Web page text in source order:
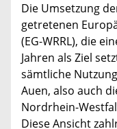
Die Umsetzung
getretenen
(EG-WRRL), die
Jahren als Ziel
sämtliche
Auen, also auch
Nordrhein-
Diese Ansicht